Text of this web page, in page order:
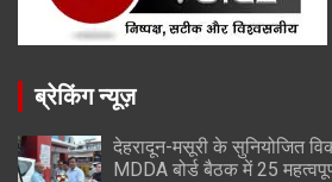
ब्रेकिंग न्यूज़
देहरादून-मसूरी के सुनियोजित
MDDA बोर्ड बैठक में 25